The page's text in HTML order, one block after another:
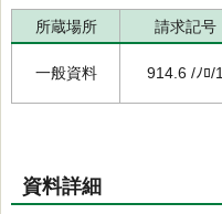
所蔵場所 請求記号
一般資料 914.6 /ﾉﾛ/1
資料詳細